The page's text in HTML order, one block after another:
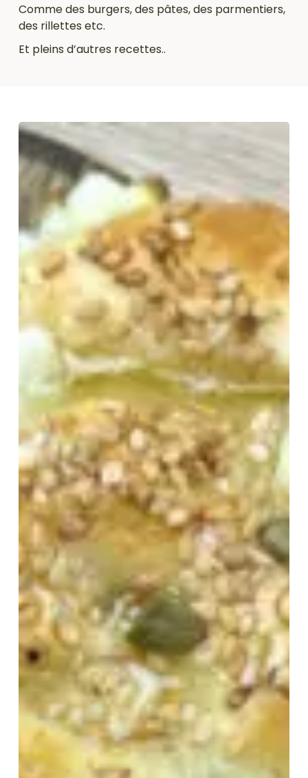
Comme des burgers, des pâtes, des parmentiers,
des rillettes etc.
Et pleins d’autres recettes..